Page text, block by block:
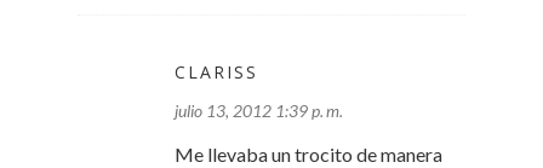
CLARISS
julio 13, 2012 1:39 p. m.
Me llevaba un trocito de manera